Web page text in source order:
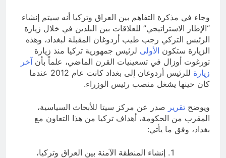
وجاء في مذكرة التفاهم بين العراق وتركيا أنه سيتم إنشاء
“الإطار الاستراتيجي” للعلاقات بين البلدين في خلال زيارة
الرئيس التركي رجب طيب أردوغان المقبلة لبغداد، وهذه
الزيارة ستكون الأولى لرئيس جمهورية تركيا منذ زيارة
تورغوت أوزال في تسعينيات القرن الماضي، علماً بأن آخر
زيارة
للرئيس أردوغان إلى بغداد كانت عام 2012 عندما
كان حينها يشغل منصب رئيس الوزراء.
ويوضح تقرير صدر عن مركز سيتا للأبحاث السياسية،
المقرب من الحكومة، أهداف تركيا من هذا التعاون مع
بغداد، وفق ما يأتي:
إنشاء المنطقة الآمنة بين العراق وتركيا،